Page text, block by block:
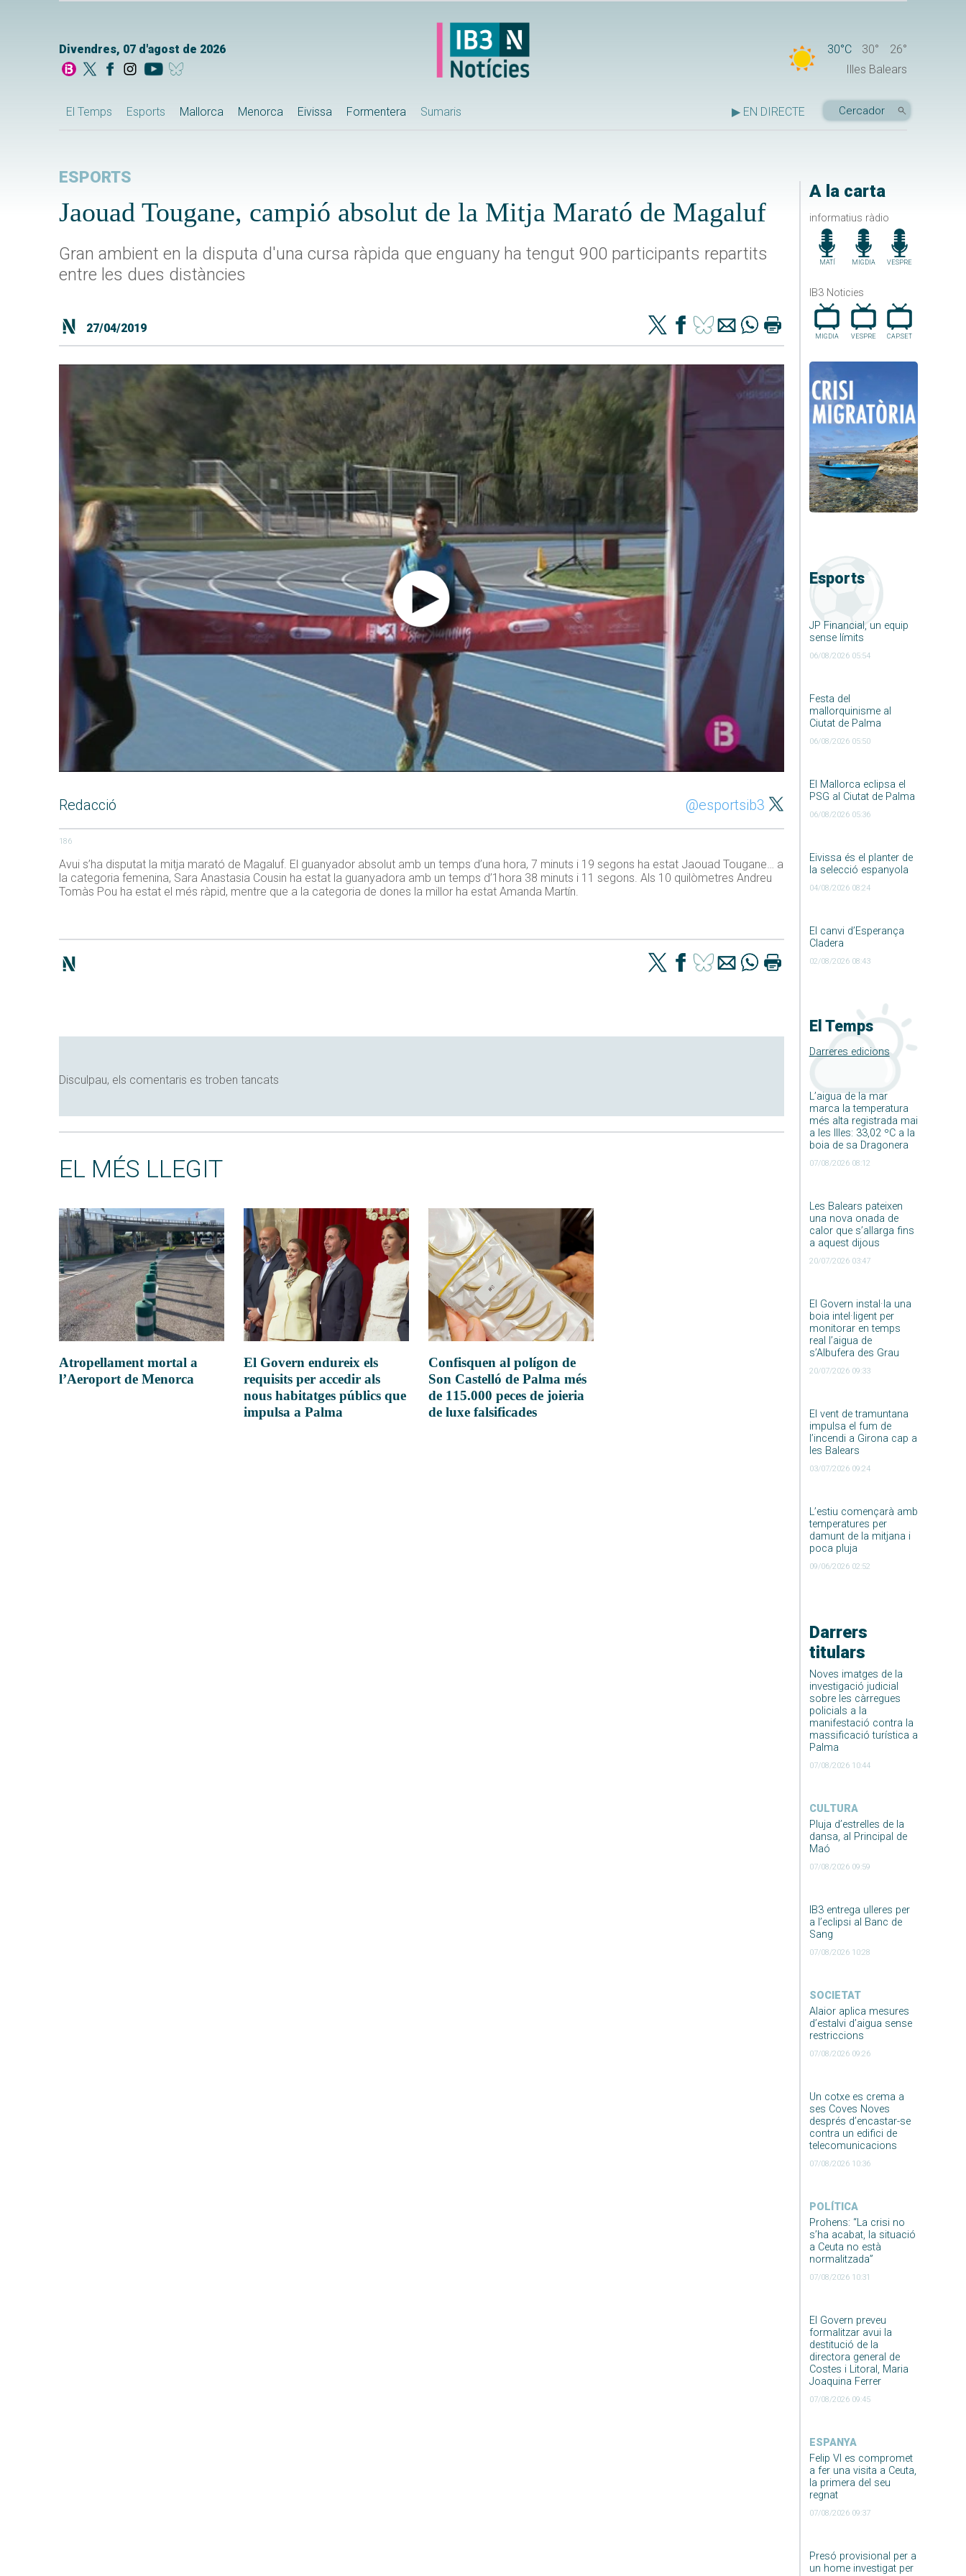
Divendres, 07 d'agost de 2026 30°C 30°
26°
Illes Balears
El Temps Esports Mallorca Menorca Eivissa Formentera Sumaris ▶ EN DIRECTE
A la carta
informatius ràdio
MATÍ MIGDIA VESPRE
IB3 Noticies
MIGDIA VESPRE CAP.SET
Esports
JP Financial, un equip
sense límits
06/08/2026 05:54
Festa del
mallorquinisme al
Ciutat de Palma
06/08/2026 05:50
El Mallorca eclipsa el
PSG al Ciutat de Palma
06/08/2026 05:36
Eivissa és el planter de
la selecció espanyola
04/08/2026 08:24
El canvi d’Esperança
Cladera
02/08/2026 08:43
El Temps
Darreres edicions
L’aigua de la mar
marca la temperatura
més alta registrada mai
a les Illes: 33,02 ºC a la
boia de sa Dragonera
07/08/2026 08:12
Les Balears pateixen
una nova onada de
calor que s’allarga fins
a aquest dijous
20/07/2026 03:47
El Govern instal·la una
boia intel·ligent per
monitorar en temps
real l’aigua de
s’Albufera des Grau
20/07/2026 09:33
El vent de tramuntana
impulsa el fum de
l’incendi a Girona cap a
les Balears
03/07/2026 09:24
L’estiu començarà amb
temperatures per
damunt de la mitjana i
poca pluja
09/06/2026 02:52
Darrers
titulars
Noves imatges de la
investigació judicial
sobre les càrregues
policials a la
manifestació contra la
massificació turística a
Palma
07/08/2026 10:44
CULTURA
Pluja d’estrelles de la
dansa, al Principal de
Maó
07/08/2026 09:59
IB3 entrega ulleres per
a l’eclipsi al Banc de
Sang
07/08/2026 10:28
SOCIETAT
Alaior aplica mesures
d’estalvi d’aigua sense
restriccions
07/08/2026 09:26
Un cotxe es crema a
ses Coves Noves
després d’encastar-se
contra un edifici de
telecomunicacions
07/08/2026 10:36
POLÍTICA
Prohens: “La crisi no
s’ha acabat, la situació
a Ceuta no està
normalitzada”
07/08/2026 10:31
El Govern preveu
formalitzar avui la
destitució de la
directora general de
Costes i Litoral, Maria
Joaquina Ferrer
07/08/2026 09:45
ESPANYA
Felip VI es compromet
a fer una visita a Ceuta,
la primera del seu
regnat
07/08/2026 09:37
Presó provisional per a
un home investigat per
ESPORTS
Jaouad Tougane, campió absolut de la Mitja Marató de Magaluf
Gran ambient en la disputa d'una cursa ràpida que enguany ha tengut 900 participants repartits
entre les dues distàncies
27/04/2019
Redacció @esportsib3
186
Avui s’ha disputat la mitja marató de Magaluf. El guanyador absolut amb un temps d’una hora, 7 minuts i 19 segons ha estat Jaouad Tougane… a
la categoria femenina, Sara Anastasia Cousin ha estat la guanyadora amb un temps d’1hora 38 minuts i 11 segons. Als 10 quilòmetres Andreu
Tomàs Pou ha estat el més ràpid, mentre que a la categoria de dones la millor ha estat Amanda Martín.
Disculpau, els comentaris es troben tancats
EL MÉS LLEGIT
Atropellament mortal a
l’Aeroport de Menorca
El Govern endureix els
requisits per accedir als
nous habitatges públics que
impulsa a Palma
Confisquen al polígon de
Son Castelló de Palma més
de 115.000 peces de joieria
de luxe falsificades